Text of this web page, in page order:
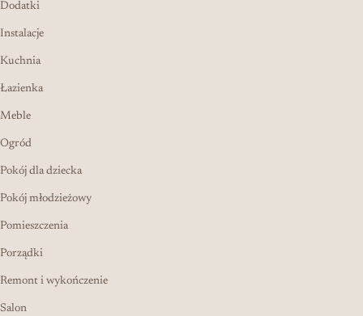
Dodatki
Instalacje
Kuchnia
Łazienka
Meble
Ogród
Pokój dla dziecka
Pokój młodzieżowy
Pomieszczenia
Porządki
Remont i wykończenie
Salon